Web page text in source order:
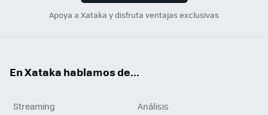
Apoya a Xataka y disfruta ventajas exclusivas
En Xataka hablamos de...
Streaming
Análisis